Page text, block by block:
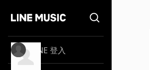
LINE 登入